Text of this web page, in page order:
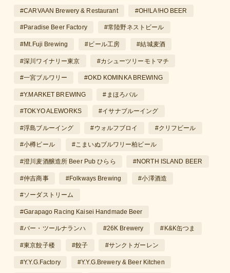
#CARVAAN Brewery & Restaurant #OH!LA!HO BEER
#Paradise Beer Factory #常陸野ネストビール
#Mt.Fuji Brewing #ビール工房 #結城麦酒
#深川ワイナリー東京 #カシューツリーモトマチ
#一宮ブルワリー #OKD KOMINKA BREWING
#Y.MARKET BREWING #まほろバル
#TOKYO ALEWORKS #イサナブルーイング
#浮島ブルーイング #ウォルフブロイ #クリフビール
#小樽ビール #こまいぬブルワリー柏ビール
#澄川麦酒醸造所 Beer Pub ひらら #NORTH ISLAND BEER
#仲吉商事 #Folkways Brewing #小澤酒造
#ソーダストリーム
#Garapago Racing Kaisei Handmade Beer
#バー・ツールナランハ #26K Brewery #K&K缶つま
#東京餃子楼 #餃子 #サンクトガーレン
#Y.Y.G.Factory #Y.Y.G.Brewery & Beer Kitchen